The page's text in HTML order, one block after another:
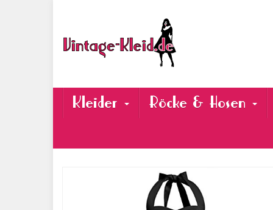
Kleider Röcke & Hosen